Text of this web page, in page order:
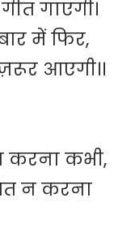
गाएगी।
में फिर,
आएगी।।
करना कभी,
न करना